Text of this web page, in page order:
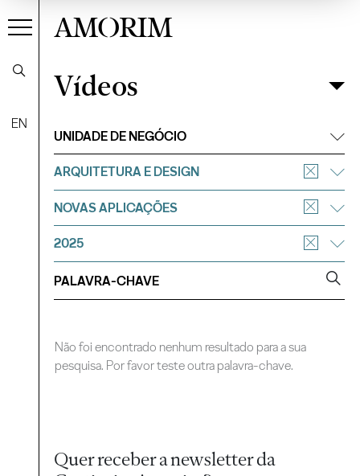
EN
AMORIM
VídeosFiltrar
Vídeos
UNIDADE DE NEGÓCIO
ARQUITETURA E DESIGN
NOVAS APLICAÇÕES
2025
Não foi encontrado nenhum resultado para a sua
pesquisa. Por favor teste outra palavra-chave.
Quer receber a newsletter da